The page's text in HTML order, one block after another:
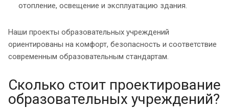
отопление, освещение и эксплуатацию здания.
Наши проекты образовательных учреждений
ориентированы на комфорт, безопасность и соответствие
современным образовательным стандартам.
Сколько стоит проектирование
образовательных учреждений?